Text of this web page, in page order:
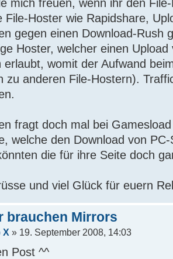
mich freuen, wenn ihr den
File-Hoster wie Rapidshare,
gegen einen Download-Rush
Hoster, welcher einen
erlaubt, womit der Aufwand
zu anderen File-Hostern).
fragt doch mal bei
welche den Download von
die für ihre Seite doch
und viel Glück für euern
brauchen Mirrors
X » 19. September 2008, 14:03
Post ^^